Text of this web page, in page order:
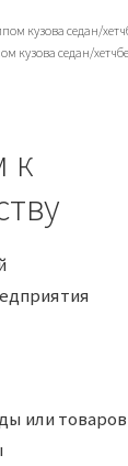
кузова седан/
кузова седан/
к
или товаров